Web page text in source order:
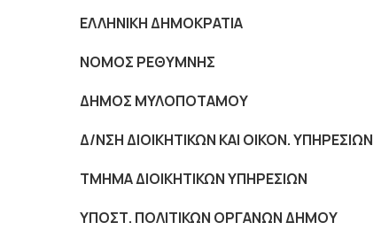
ΕΛΛΗΝΙΚΗ ΔΗΜΟΚΡΑΤΙΑ
ΝΟΜΟΣ ΡΕΘΥΜΝΗΣ
ΔΗΜΟΣ
Δ/ΝΣΗ ΔΙΟΙΚΗΤΙΚΩΝ ΚΑΙ ΟΙΚΟΝ. ΥΠΗΡΕΣΙΩΝ
ΤΜΗΜΑ ΔΙΟΙΚΗΤΙΚΩΝ ΥΠΗΡΕΣΙΩΝ
ΥΠΟΣΤ. ΠΟΛΙΤΙΚΩΝ ΟΡΓΑΝΩΝ